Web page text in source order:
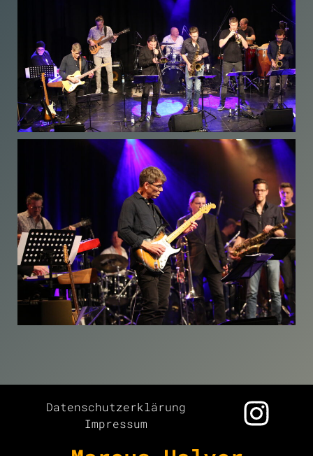
Datenschutzerklärung
Impressum